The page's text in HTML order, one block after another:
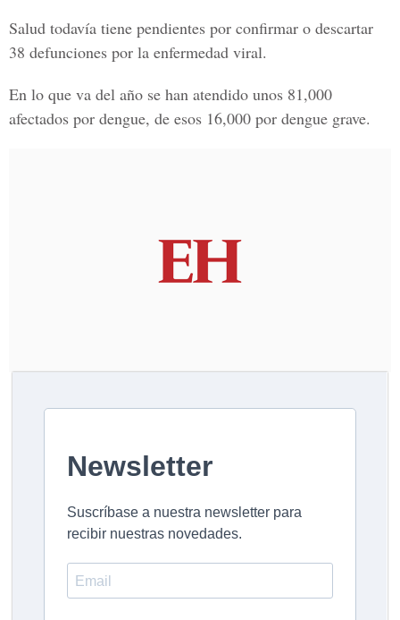
Salud todavía tiene pendientes por confirmar o descartar
38 defunciones por la enfermedad viral.
En lo que va del año se han atendido unos 81,000
afectados por dengue, de esos 16,000 por dengue grave.